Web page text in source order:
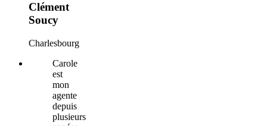
Clément
Soucy
Charlesbourg
Carole
est
mon
agente
depuis
plusieurs